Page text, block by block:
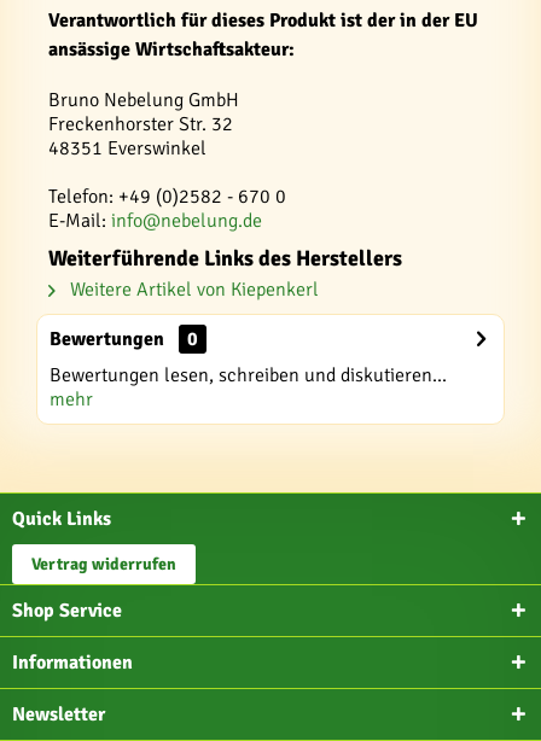
Verantwortlich für dieses Produkt ist der in der EU
ansässige Wirtschaftsakteur:
Bruno Nebelung GmbH
Freckenhorster Str. 32
48351 Everswinkel
Telefon: +49 (0)2582 - 670 0
E-Mail: info@nebelung.de
Weiterführende Links des Herstellers
Weitere Artikel von Kiepenkerl
Bewertungen
0
Bewertungen lesen, schreiben und diskutieren...
mehr
Quick Links
Vertrag widerrufen
Shop Service
Informationen
Newsletter